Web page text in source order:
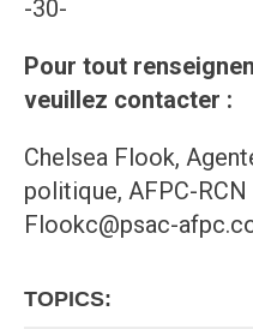
-30-
Pour tout
veuillez contacter :
Chelsea Flook,
politique, AFPC-RCN
Flookc@psac-
TOPICS: